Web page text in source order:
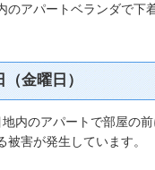
のアパートベランダで下
（金曜日）
内のアパートで部屋の
被害が発生しています。